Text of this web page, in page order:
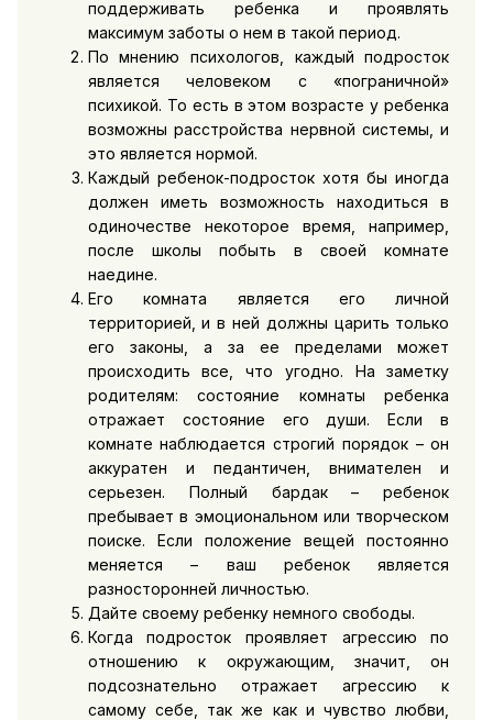
поддерживать ребенка и проявлять
максимум заботы о нем в такой период.
По мнению психологов, каждый подросток
является человеком с «пограничной»
психикой. То есть в этом возрасте у ребенка
возможны расстройства нервной системы, и
это является нормой.
Каждый ребенок-подросток хотя бы иногда
должен иметь возможность находиться в
одиночестве некоторое время, например,
после школы побыть в своей комнате
наедине.
Его комната является его личной
территорией, и в ней должны царить только
его законы, а за ее пределами может
происходить все, что угодно. На заметку
родителям: состояние комнаты ребенка
отражает состояние его души. Если в
комнате наблюдается строгий порядок – он
аккуратен и педантичен, внимателен и
серьезен. Полный бардак – ребенок
пребывает в эмоциональном или творческом
поиске. Если положение вещей постоянно
меняется – ваш ребенок является
разносторонней личностью.
Дайте своему ребенку немного свободы.
Когда подросток проявляет агрессию по
отношению к окружающим, значит, он
подсознательно отражает агрессию к
самому себе, так же как и чувство любви,